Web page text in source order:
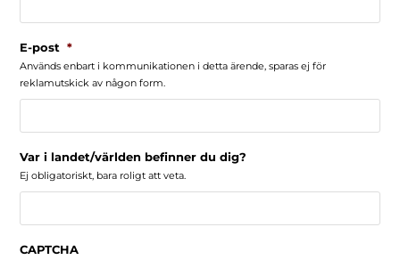
E-post *
Används enbart i kommunikationen i detta ärende, sparas ej för
reklamutskick av någon form.
Var i landet/världen befinner du dig?
Ej obligatoriskt, bara roligt att veta.
CAPTCHA